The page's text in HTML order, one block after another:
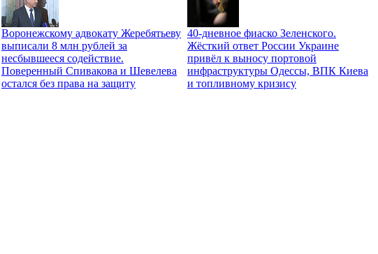
Воронежскому адвокату Жеребятьеву
выписали 8 млн рублей за
несбывшееся содействие.
Поверенный Спивакова и Шевелева
остался без права на защиту
40-дневное фиаско Зеленского.
Жёсткий ответ России Украине
привёл к выносу портовой
инфраструктуры Одессы, ВПК Киева
и топливному кризису